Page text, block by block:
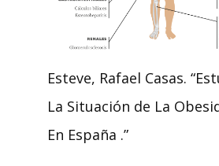
Esteve, Rafael Casas.
La Situación de La
En España .”